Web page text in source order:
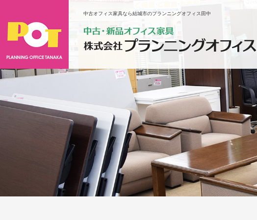
中古オフィス家具なら結城市のプランニングオフィス田中